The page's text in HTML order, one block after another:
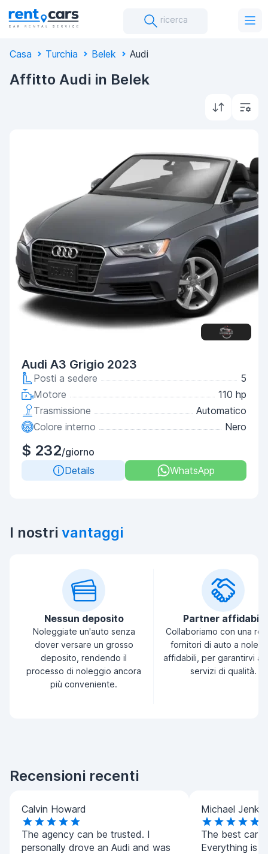
ricerca
Casa Turchia Belek Audi
Affitto Audi in Belek
Audi A3 Grigio 2023
Posti a sedere
5
Motore
110 hp
Trasmissione
Automatico
Colore interno
Nero
$ 232/giorno
Details
WhatsApp
I nostri vantaggi
Nessun deposito
Noleggiate un'auto senza
dover versare un grosso
deposito, rendendo il
processo di noleggio ancora
più conveniente.
Partner affidabili
Collaboriamo con una
fornitori di auto a
affidabili, per garantirvi
servizi di qualità.
Recensioni recenti
Calvin Howard
The agency can be trusted. I
personally drove an Audi and was
Michael
The best car
Everything is